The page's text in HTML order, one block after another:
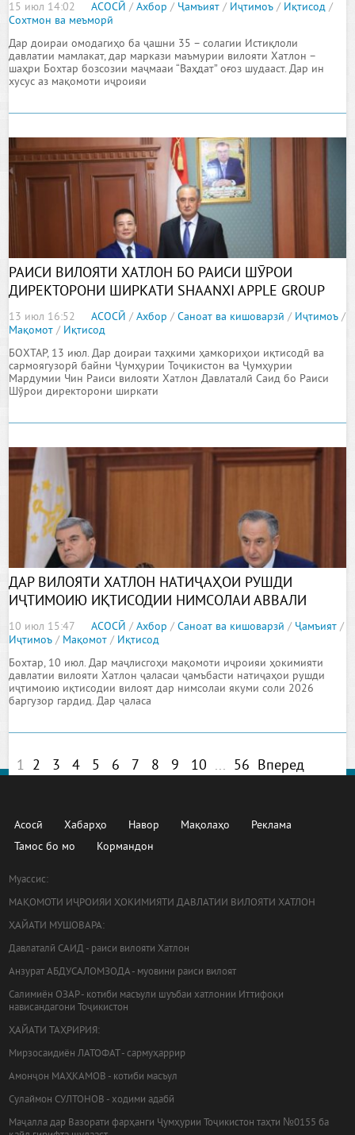
15 июл 14:02 АСОСӢ /Ахбор / Ҷамъият / Иҷтимоъ / Иқтисод /
Сохтмон ва меъморӣ
Дар доираи омодагиҳо ба ҷашни 35 – солагии Истиқлоли
давлатии мамлакат, дар маркази маъмурии вилояти Хатлон –
шаҳри Бохтар бозсозии маҷмааи “Ваҳдат” оғоз шудааст. Дар ин
хусус аз мақомоти иҷроияи
РАИСИ ВИЛОЯТИ ХАТЛОН БО РАИСИ ШӮРОИ
ДИРЕКТОРОНИ ШИРКАТИ SHAANXI APPLE GROUP
CO., LTD. МАСЪАЛАҲОИ РУШДИ ҲАМКОРИҲОИ
САРМОЯГУЗОРӢ ВА БОҒДОРИРО БАРРАСӢ КАРДАНД
13 июл 16:52 АСОСӢ /Ахбор /Саноат ва кишоварзӣ / Иҷтимоъ /
Мақомот / Иқтисод
БОХТАР, 13 июл. Дар доираи таҳкими ҳамкориҳои иқтисодӣ ва
сармоягузорӣ байни Ҷумҳурии Тоҷикистон ва Ҷумҳурии
Мардумии Чин Раиси вилояти Хатлон Давлаталӣ Саид бо Раиси
Шӯрои директорони ширкати
ДАР ВИЛОЯТИ ХАТЛОН НАТИҶАҲОИ РУШДИ
ИҶТИМОИЮ ИҚТИСОДИИ НИМСОЛАИ АВВАЛИ
СОЛИ 2026 ҶАМЪБАСТ ГАРДИДАНД
10 июл 15:47 АСОСӢ /Ахбор /Саноат ва кишоварзӣ / Ҷамъият /
Иҷтимоъ / Мақомот / Иқтисод
Бохтар, 10 июл. Дар маҷлисгоҳи мақомоти иҷроияи ҳокимияти
давлатии вилояти Хатлон ҷаласаи ҷамъбасти натиҷаҳои рушди
иҷтимоию иқтисодии вилоят дар нимсолаи якуми соли 2026
баргузор гардид. Дар ҷаласа
1 2 3 4 5 6 7 8 9 10 ... 56 Вперед
Асосӣ Хабарҳо Навор Мақолаҳо
Реклама
Тамос бо мо
Кормандон
Муассис:
МАҚОМОТИ ИҶРОИЯИ ҲОКИМИЯТИ ДАВЛАТИИ ВИЛОЯТИ ХАТЛОН
ҲАЙАТИ МУШОВАРА:
Давлаталӣ САИД - раиси вилояти Хатлон
Анзурат АБДУСАЛОМЗОДА - муовини раиси вилоят
Салимиён ОЗАР - котиби масъули шуъбаи хатлонии Иттифоқи
нависандагони Тоҷикистон
ҲАЙАТИ ТАҲРИРИЯ:
Мирзосаидиён ЛАТОФАТ - сармуҳаррир
Амонҷон МАҲКАМОВ - котиби масъул
Сулаймон СУЛТОНОВ - ходими адабӣ
Маҷалла дар Вазорати фарҳанги Ҷумҳурии Тоҷикистон таҳти №0155 ба